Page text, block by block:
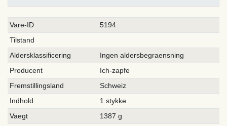
Ceres::Template.singleItemTechnicalDataAttribute
Ceres::Template.singleItemTechnicalDataValue
Vare-ID
5194
Tilstand
Aldersklassificering
Ingen aldersbegraensning
Producent
Ich-zapfe
Fremstillingsland
Schweiz
Indhold
1 stykke
Vaegt
1387 g